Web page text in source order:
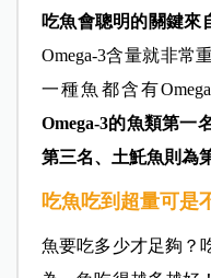
吃魚會聰明的關鍵來
Omega-3含量就非常
一種魚都含有
Omega-3的魚類第一
第三名、土魠魚則為
吃魚吃到超量可是
魚要吃多少才足夠？